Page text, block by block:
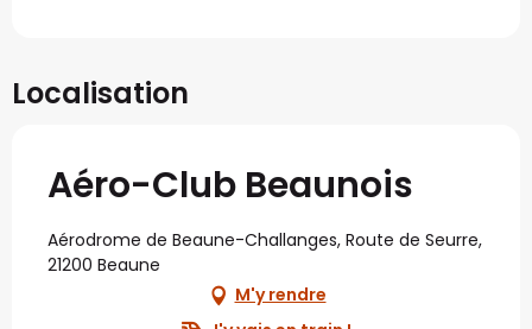
Localisation
Aéro-Club Beaunois
Aérodrome de Beaune-Challanges, Route de Seurre,
21200 Beaune
M'y rendre